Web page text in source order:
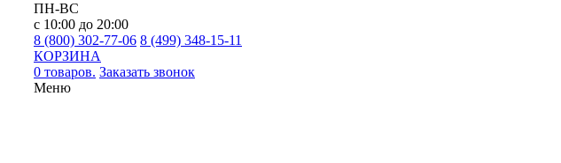
ПН-ВС
с 10:00 до 20:00
8 (800) 302-77-06 8 (499) 348-15-11
КОРЗИНА
0 товаров. Заказать звонок
Меню